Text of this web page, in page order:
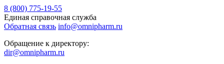
8 (800) 775-19-55
Единая справочная служба
Обратная связь info@omnipharm.ru
Обращение к директору:
dir@omnipharm.ru